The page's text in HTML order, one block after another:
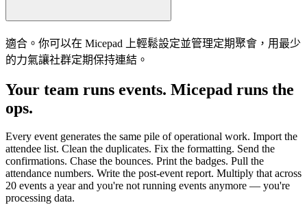
適合。你可以在 Micepad 上輕鬆設定並管理定期聚會，用最少
的力氣讓社群定期保持連結。
Your team runs events. Micepad runs the
ops.
Every event generates the same pile of operational work. Import the
attendee list. Clean the duplicates. Fix the formatting. Send the
confirmations. Chase the bounces. Print the badges. Pull the
attendance numbers. Write the post-event report. Multiply that across
20 events a year and you're not running events anymore — you're
processing data.